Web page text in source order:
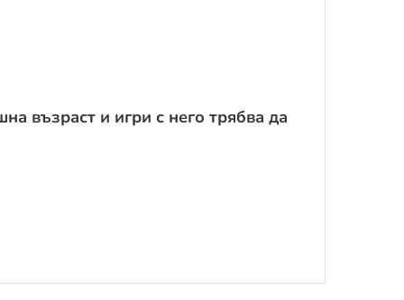
възраст и игри с него трябва да